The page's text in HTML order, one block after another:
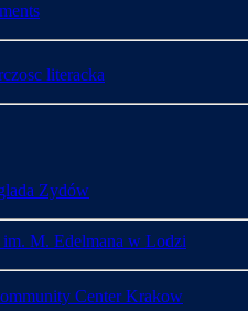
literacka
Zydów
M. Edelmana w Lodzi
Center Krakow